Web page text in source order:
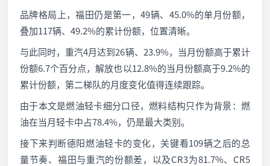
品牌格局上，福田仍是第一，49辆、45.0%的单月份额，
叠加117辆、49.2%的累计份额，位置清晰。
与此同时，重汽4月达到26辆、23.9%，当月份额高于累计
份额6.7个百分点，解放也以12.8%的当月份额高于9.2%的
累计份额，第二梯队的月度变化值得连续跟踪。
由于本文是燃油轻卡细分口径，燃料结构只作为背景：燃
油在当月轻卡中占78.4%，仍是最大类别。
接下来判断德阳燃油轻卡的变化，关键看109辆之后的总
量节奏、福田与重汽的份额差，以及CR3为81.7%、CR5